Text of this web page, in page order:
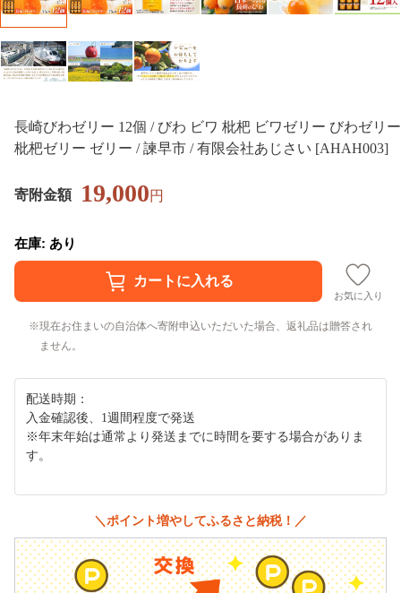
長崎びわゼリー 12個 / びわ ビワ 枇杷 ビワゼリー びわゼリー
枇杷ゼリー ゼリー / 諫早市 / 有限会社あじさい [AHAH003]
寄附金額 19,000円
在庫: あり
お気に入り
現在お住まいの自治体へ寄附申込いただいた場合、返礼品は贈答され
ません。
配送時期：
入金確認後、1週間程度で発送
※年末年始は通常より発送までに時間を要する場合がありま
す。
＼ポイント増やしてふるさと納税！／